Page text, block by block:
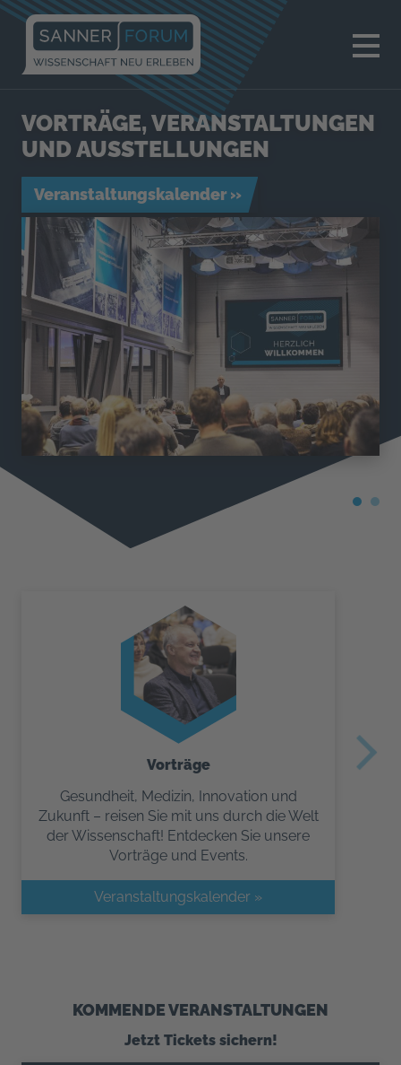
×
VORTRÄGE, VERANSTALTUNGEN
UND AUSSTELLUNGEN
Veranstaltungskalender »
Vorträge
Gesundheit, Medizin, Innovation und
Zukunft – reisen Sie mit uns durch die Welt
der Wissenschaft! Entdecken Sie unsere
Vorträge und Events.
Veranstaltungskalender »
KOMMENDE VERANSTALTUNGEN
Jetzt Tickets sichern!